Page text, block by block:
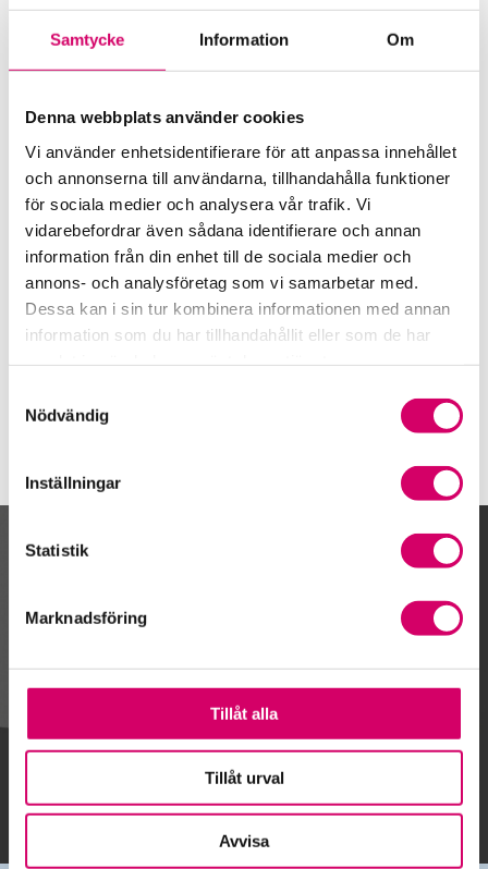
Samtycke Information Om
Denna webbplats använder cookies
Vi använder enhetsidentifierare för att anpassa innehållet
och annonserna till användarna, tillhandahålla funktioner
för sociala medier och analysera vår trafik. Vi
vidarebefordrar även sådana identifierare och annan
information från din enhet till de sociala medier och
annons- och analysföretag som vi samarbetar med.
Dessa kan i sin tur kombinera informationen med annan
information som du har tillhandahållit eller som de har
Nödvändig
Inställningar
Statistik
Marknadsföring
Tillåt alla
Tillåt urval
Avvisa
Terese Rydin Redovisning AB
Srf Auktoriserade konsulter
Terese Rydin
Auktoriserad Redovisningskonsult
Skicka e-post
070-533 39 59
Rimforsa
Kalendarium
Gå till kalendariet
Lägg till i kalender